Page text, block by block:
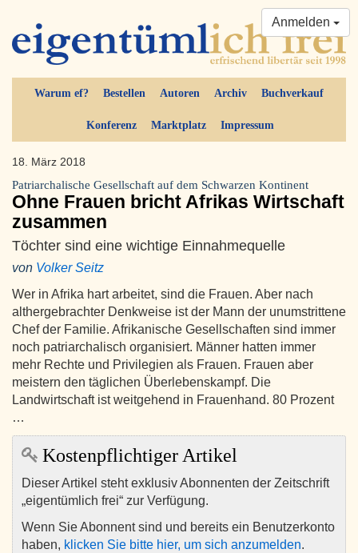
Warum ef? Bestellen Autoren Archiv Buchverkauf
Konferenz Marktplatz Impressum
Anmelden
18. März 2018
Patriarchalische Gesellschaft auf dem Schwarzen Kontinent
Ohne Frauen bricht Afrikas Wirtschaft
zusammen
Töchter sind eine wichtige Einnahmequelle
von Volker Seitz
Wer in Afrika hart arbeitet, sind die Frauen. Aber nach
althergebrachter Denkweise ist der Mann der unumstrittene
Chef der Familie. Afrikanische Gesellschaften sind immer
noch patriarchalisch organisiert. Männer hatten immer
mehr Rechte und Privilegien als Frauen. Frauen aber
meistern den täglichen Überlebenskampf. Die
Landwirtschaft ist weitgehend in Frauenhand. 80 Prozent
…
Kostenpflichtiger Artikel
Dieser Artikel steht exklusiv Abonnenten der Zeitschrift
„eigentümlich frei“ zur Verfügung.
Wenn Sie Abonnent sind und bereits ein Benutzerkonto
haben, klicken Sie bitte hier, um sich anzumelden.